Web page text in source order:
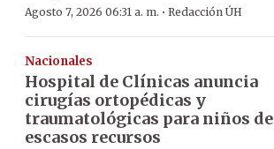
Agosto 7, 2026 06:31 a. m. · Redacción ÚH
Nacionales
Hospital de Clínicas anuncia
cirugías ortopédicas y
traumatológicas para niños de
escasos recursos